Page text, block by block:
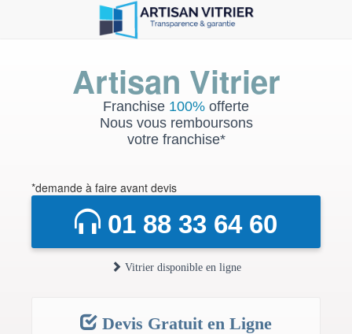
Artisan Vitrier
Franchise 100% offerte
Nous vous remboursons
votre franchise*
*demande à faire avant devis
01 88 33 64 60
Vitrier disponible en ligne
Devis Gratuit en Ligne